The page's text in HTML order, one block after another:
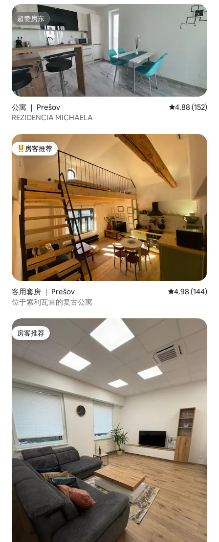
超赞房东
超赞房东
公寓 ｜ Prešov 平均评分 4.88
4.88 (152)
REZIDENCIA MICHAELA
热门「房客推荐」
房客推荐
客用套房 ｜ Prešov 平均评分 4.98
4.98 (144)
位于索利瓦雷的复古公寓
房客推荐
房客推荐